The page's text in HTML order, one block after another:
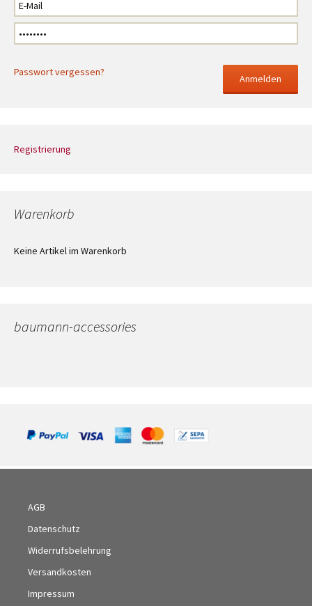
Passwort vergessen?
Registrierung
Warenkorb
Keine Artikel im Warenkorb
baumann-accessories
AGB
Datenschutz
Widerrufsbelehrung
Versandkosten
Impressum